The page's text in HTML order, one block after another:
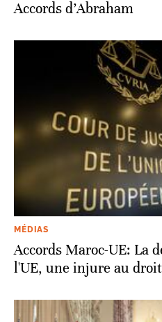
Accords d’Abraham
MÉDIAS
Accords Maroc-UE: La
l'UE, une injure au